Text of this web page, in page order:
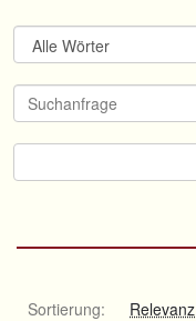
Sortierung: Relevanz